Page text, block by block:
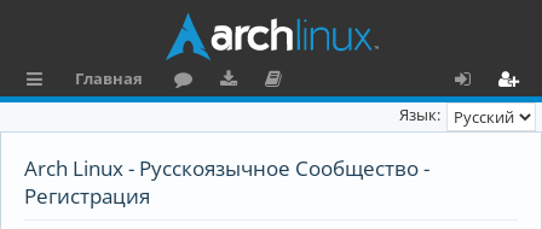
л
Главная
х
ег
Язык:
Arch Linux - Русскоязычное Сообщество -
Регистрация